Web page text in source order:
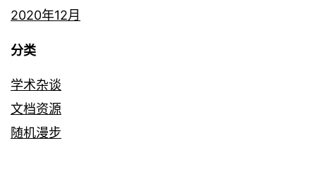
2020年12月
分类
学术杂谈
文档资源
随机漫步